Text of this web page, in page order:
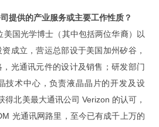
提供的产业服务或主要工作性质？
国光学博士（其中包括两位华裔）以
成立，营运总部设于美国加州矽谷，
光通讯元件的设计及销售；研发部门
技术中心，负责液晶晶片的开发及设
得北美最大通讯公司 Verizon 的认可，
光通讯网路里，至今已有成千上万的